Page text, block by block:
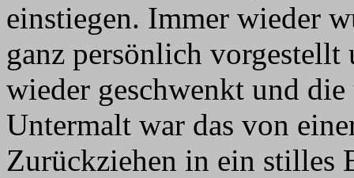
einstiegen. Immer wieder
ganz persönlich
wieder geschwenkt und
Untermalt war das von
Zurückziehen in ein stilles